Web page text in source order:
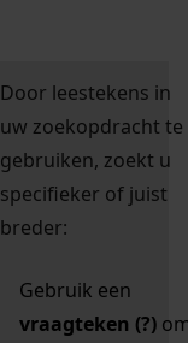
Door leestekens in
uw zoekopdracht te
gebruiken, zoekt u
specifieker of juist
breder:
Gebruik een
vraagteken (?)